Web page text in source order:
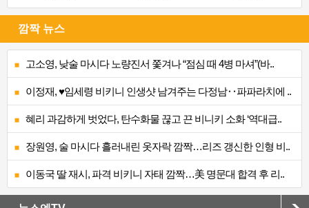
깜짝 뉴스
고소영, 낮술 마시다 노량진서 쫓겨나 “점심 때 4병 마셔”(바..
이정재, ♥임세령 비키니 인생샷 남겨주는 다정남‥파파라치에 ..
혜리 과감하게 벗었다, 탄수화물 끊고 끈 비니키 소화 ‘역대급..
장원영, 술 마시다 흘러내린 옷자락 깜짝…리즈 갱신한 인형 비..
이동국 딸 재시, 파격 비키니 자태 깜짝…美 명문대 합격 후 리..